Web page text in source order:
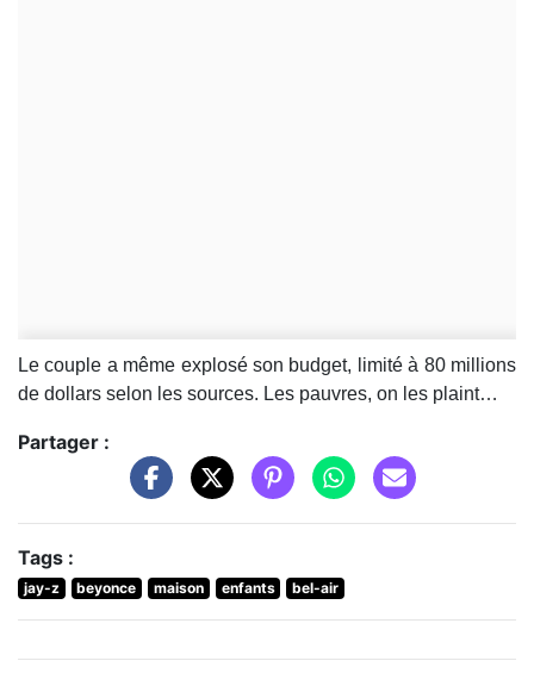
Le couple a même explosé son budget, limité à 80 millions
de dollars selon les sources. Les pauvres, on les plaint…
Partager :
Tags :
jay-z beyonce maison enfants bel-air